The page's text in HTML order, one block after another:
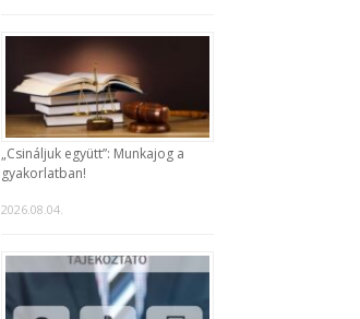
„Csináljuk együtt”: Munkajog a
gyakorlatban!
2026.08.04.